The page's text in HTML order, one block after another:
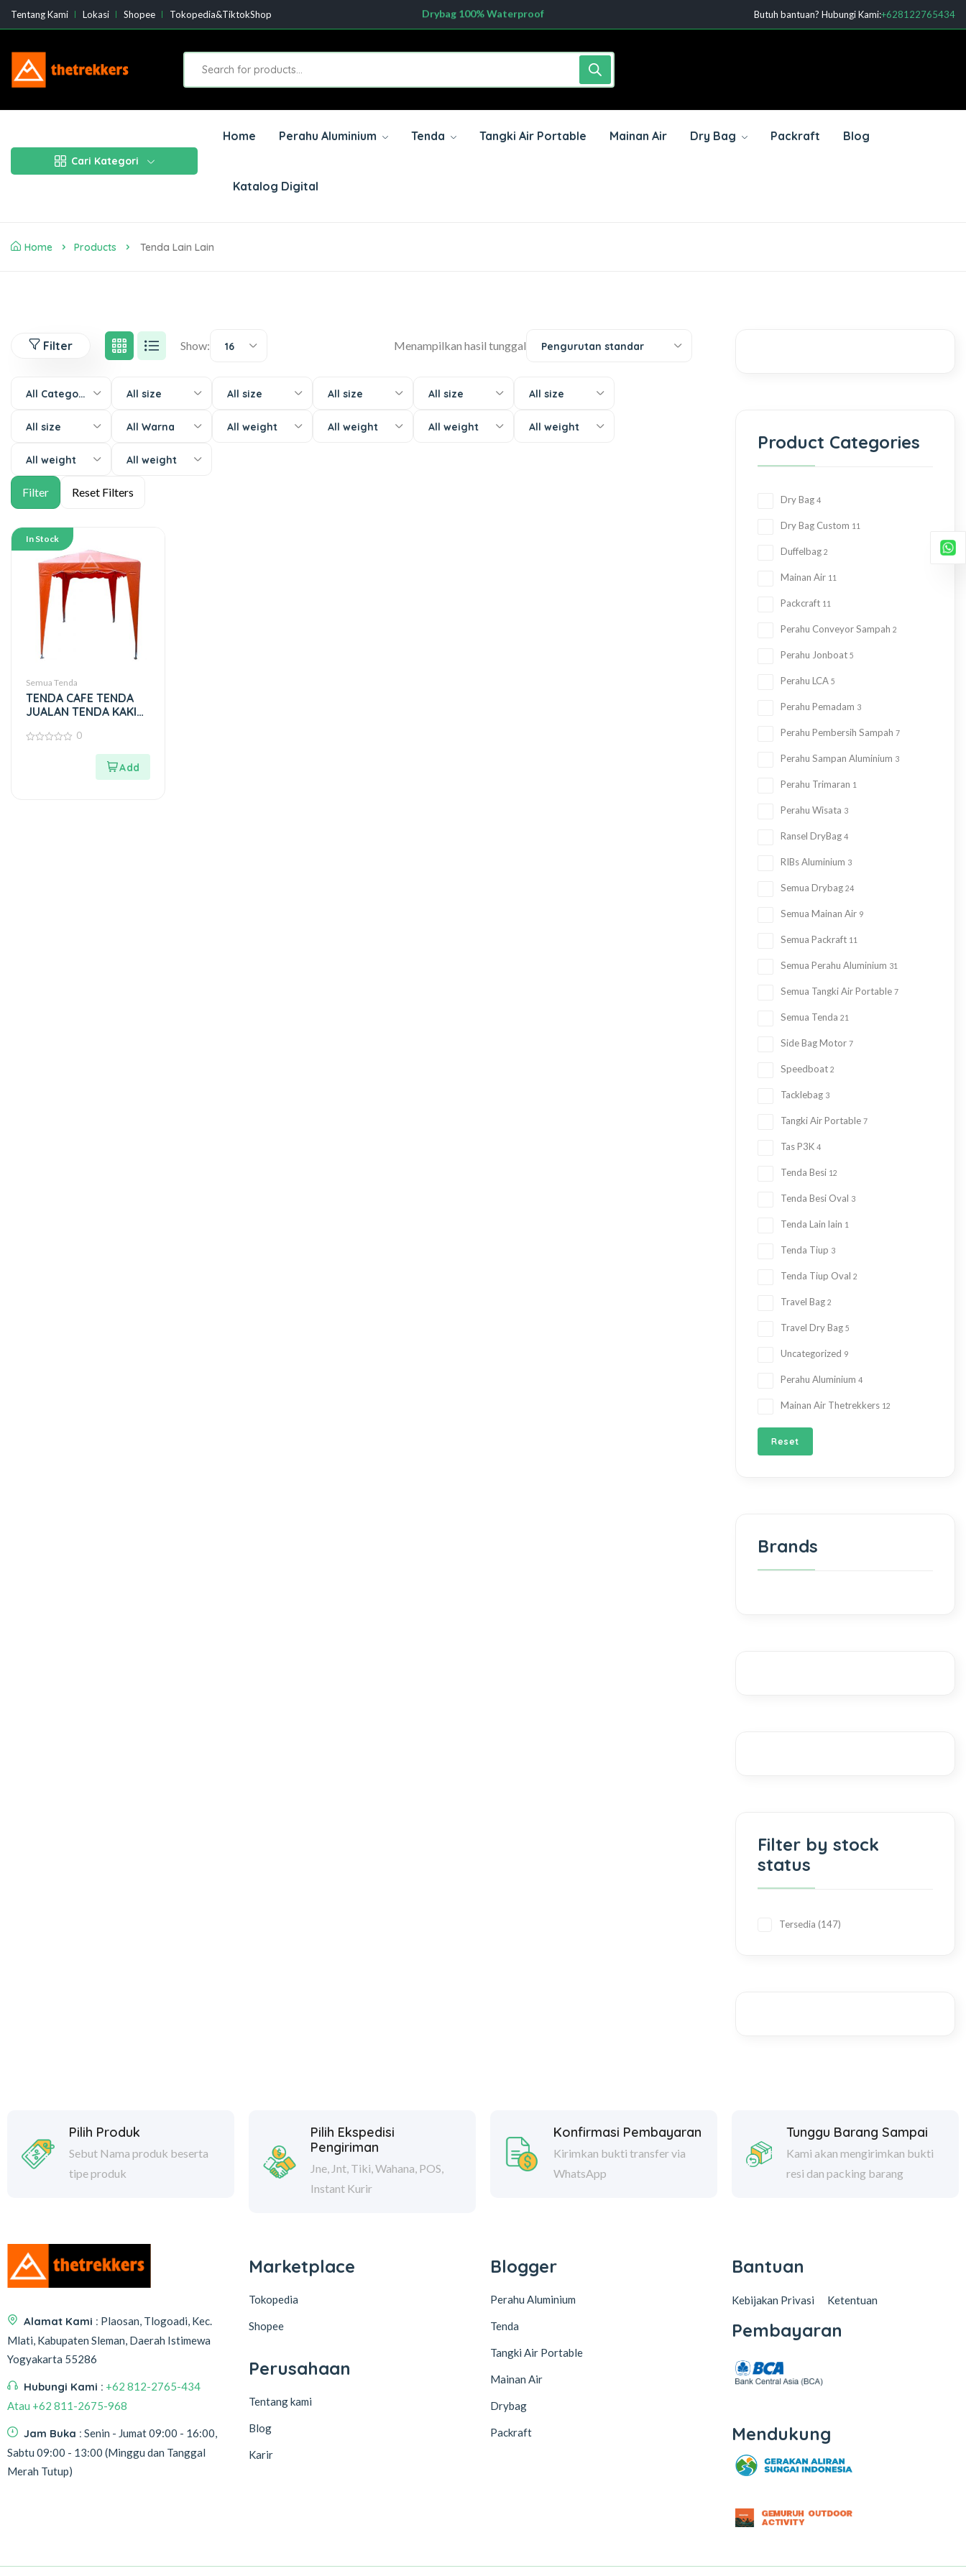
Tentang Kami Lokasi Shopee Tokopedia&TiktokShop
Mau custom drybag pakai Logomu? Disini bisa
Dengan Minimal order 20pcs hubungi kami sekarang
Butuh bantuan? Hubungi Kami:+628122765434
Cari Kategori
Home Perahu Aluminium Tenda Tangki Air Portable Mainan Air Dry Bag Packraft Blog
Katalog Digital
Home Products Tenda Lain Lain
Filter Show: 16 Menampilkan hasil tunggal Pengurutan standar
All Categories All size All size All size All size All size
All size All Warna All weight All weight All weight All weight
All weight All weight
In Stock
Semua Tenda
TENDA CAFE TENDA
JUALAN TENDA KAKI
0
Product Categories
Dry Bag 4
Dry Bag Custom 11
Duffelbag 2
Mainan Air 11
Packcraft 11
Perahu Conveyor Sampah 2
Perahu Jonboat 5
Perahu LCA 5
Perahu Pemadam 3
Perahu Pembersih Sampah 7
Perahu Sampan Aluminium 3
Perahu Trimaran 1
Perahu Wisata 3
Ransel DryBag 4
RIBs Aluminium 3
Semua Drybag 24
Semua Mainan Air 9
Semua Packraft 11
Semua Perahu Aluminium 31
Semua Tangki Air Portable 7
Semua Tenda 21
Side Bag Motor 7
Speedboat 2
Tacklebag 3
Tangki Air Portable 7
Tas P3K 4
Tenda Besi 12
Tenda Besi Oval 3
Tenda Lain lain 1
Tenda Tiup 3
Tenda Tiup Oval 2
Travel Bag 2
Travel Dry Bag 5
Uncategorized 9
Perahu Aluminium 4
Mainan Air Thetrekkers 12
Reset
Brands
Filter by stock
status
Tersedia 147
Pilih Produk
Sebut Nama produk beserta
tipe produk
Pilih Ekspedisi
Pengiriman
Jne, Jnt, Tiki, Wahana, POS,
Instant Kurir
Konfirmasi Pembayaran
Kirimkan bukti transfer via
WhatsApp
Tunggu Barang Sampai
Kami akan mengirimkan bukti
resi dan packing barang
Alamat Kami : Plaosan, Tlogoadi, Kec.
Mlati, Kabupaten Sleman, Daerah Istimewa
Yogyakarta 55286
Hubungi Kami : +62 812-2765-434
Atau +62 811-2675-968
Jam Buka : Senin - Jumat 09:00 - 16:00,
Sabtu 09:00 - 13:00 (Minggu dan Tanggal
Merah Tutup)
Marketplace
Tokopedia
Shopee
Perusahaan
Tentang kami
Blog
Karir
Blogger
Perahu Aluminium
Tenda
Tangki Air Portable
Mainan Air
Drybag
Packraft
Bantuan
Kebijakan Privasi Ketentuan
Pembayaran
Mendukung